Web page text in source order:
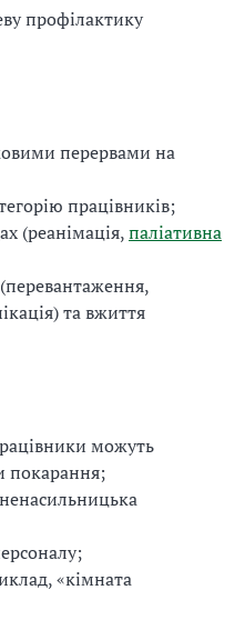
профілактику
перервами на
працівників;
(реанімація,паліативна
та вжиття
можуть
покарання;
«кімната